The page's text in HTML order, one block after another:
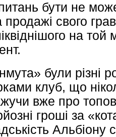
бути не
продажі свого
на
були різні
клуб, що
вже про
гроші за
Альбіону